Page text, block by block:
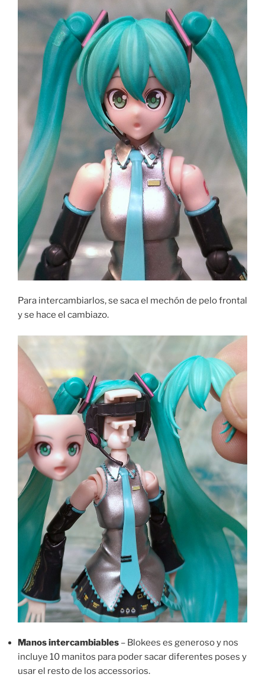
Para intercambiarlos, se saca el mechón de pelo frontal
y se hace el cambiazo.
Manos intercambiables – Blokees es generoso y nos
incluye 10 manitos para poder sacar diferentes poses y
usar el resto de los accessorios.